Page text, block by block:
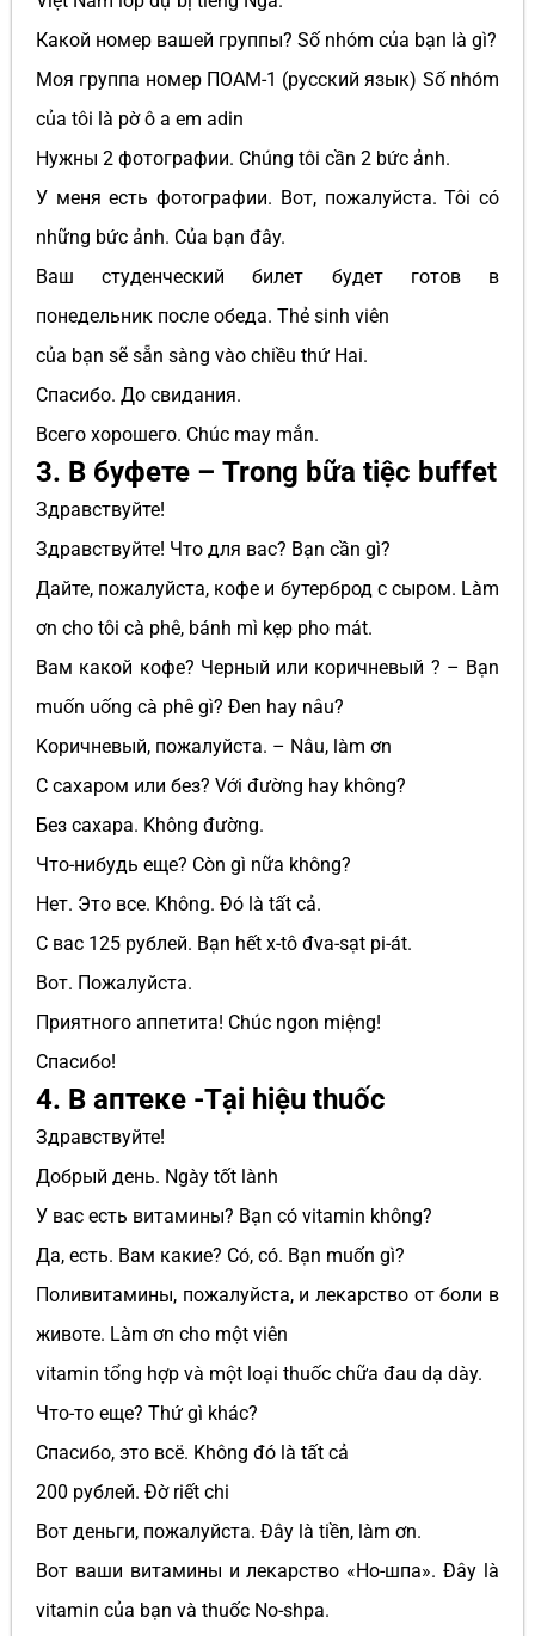
Какой номер вашей группы? Số nhóm của bạn là gì?
Моя группа номер ПОАМ-1 (русский язык) Số nhóm
của tôi là pờ ô a em adin
Нужны 2 фотографии. Chúng tôi cần 2 bức ảnh.
У меня есть фотографии. Вот, пожалуйста. Tôi có
những bức ảnh. Của bạn đây.
Ваш студенческий билет будет готов в
понедельник после обеда. Thẻ sinh viên
của bạn sẽ sẵn sàng vào chiều thứ Hai.
Спасибо. До свидания.
Всего хорошего. Chúc may mắn.
3. В буфете – Trong bữa tiệc buffet
Здравствуйте!
Здравствуйте! Что для вас? Bạn cần gì?
Дайте, пожалуйста, кофе и бутерброд с сыром. Làm
ơn cho tôi cà phê, bánh mì kẹp pho mát.
Вам какой кофе? Черный или коричневый ? – Bạn
muốn uống cà phê gì? Đen hay nâu?
Kоричневый, пожалуйста. – Nâu, làm ơn
С сахаром или без? Với đường hay không?
Без сахара. Không đường.
Что-нибудь еще? Còn gì nữa không?
Нет. Это все. Không. Đó là tất cả.
С вас 125 рублей. Bạn hết x-tô đva-sạt pi-át.
Вот. Пожалуйста.
Приятного аппетита! Chúc ngon miệng!
Спасибо!
4. В аптеке -Tại hiệu thuốc
Здравствуйте!
Добрый день. Ngày tốt lành
У вас есть витамины? Bạn có vitamin không?
Да, есть. Вам какие? Có, có. Bạn muốn gì?
Поливитамины, пожалуйста, и лекарство от боли в
животе. Làm ơn cho một viên
vitamin tổng hợp và một loại thuốc chữa đau dạ dày.
Что-то еще? Thứ gì khác?
Спасибо, это всё. Không đó là tất cả
200 рублей. Đờ riết chi
Вот деньги, пожалуйста. Đây là tiền, làm ơn.
Вот ваши витамины и лекарство «Но-шпа». Đây là
vitamin của bạn và thuốc No-shpa.